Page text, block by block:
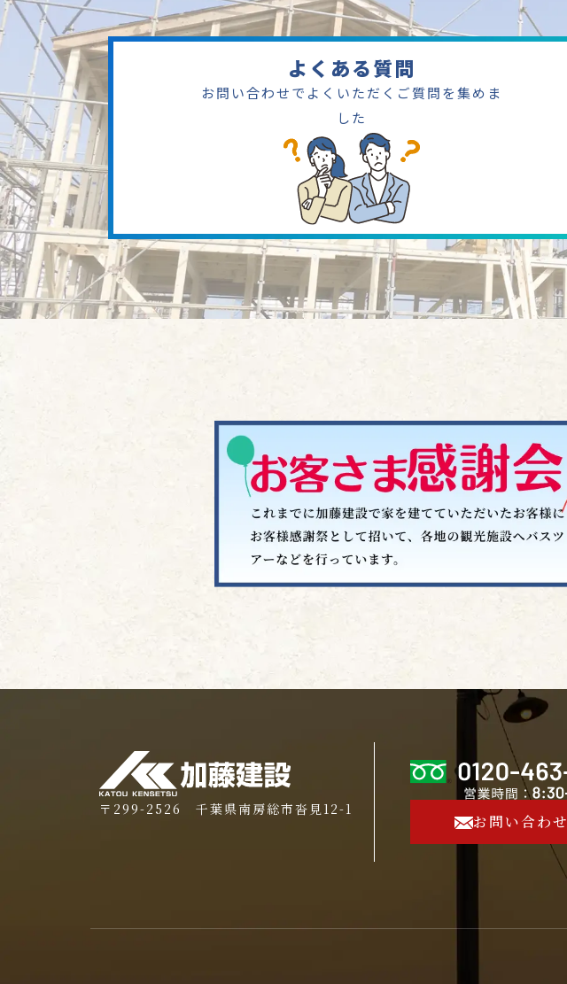
よくある質問
お問い合わせでよくいただくご質問を集めま
した
〒299-2526 千葉県南房総市沓見12-1
お問い合わせ